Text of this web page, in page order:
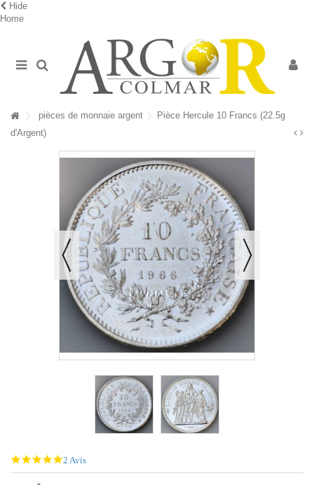
Hide
Home
pièces de monnaie argent
Pièce Hercule 10 Francs (22.5g
d'Argent)
5.0
star
2 Avis